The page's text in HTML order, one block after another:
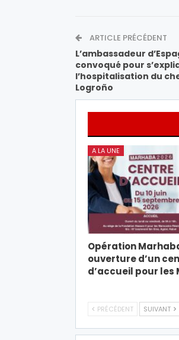
ARTICLE PRÉCÉDENT
L’ambassadeur
convoqué pour
l’hospitalisation du
Logroño
A LA UNE
Opération
ouverture d’un
d’accueil pour les
PRÉCÉDENT SUIVANT